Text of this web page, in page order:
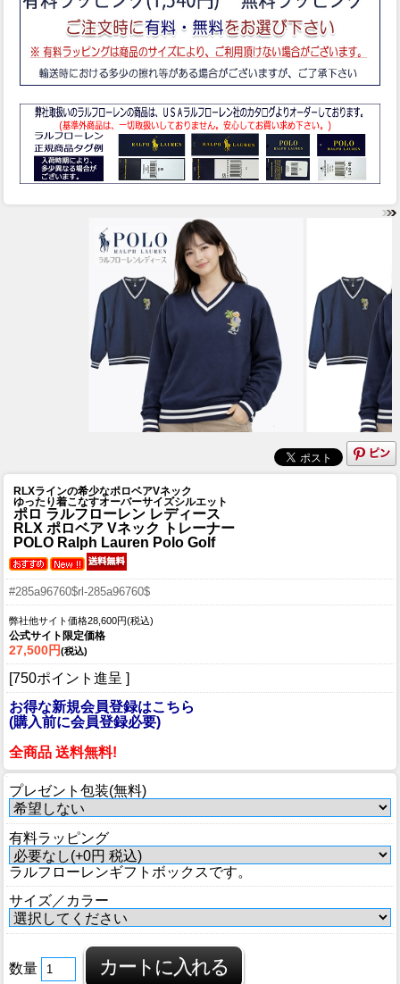
RLXラインの希少なポロベアVネック
ゆったり着こなすオーバーサイズシルエット
ポロ ラルフローレン レディース
RLX ポロベア Vネック トレーナー
POLO Ralph Lauren Polo Golf
#285a96760$rl-285a96760$
弊社他サイト価格28,600円(税込)
公式サイト限定価格
27,500円(税込)
[750ポイント進呈 ]
お得な新規会員登録はこちら
(購入前に会員登録必要)
全商品 送料無料!
プレゼント包装(無料)
有料ラッピング
ラルフローレンギフトボックスです。
サイズ／カラー
数量